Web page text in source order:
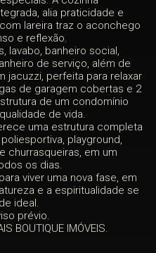
alia praticidade e
lareira traz o aconchego
e reflexão.
lavabo, banheiro social,
de serviço, além de
jacuzzi, perfeita para relaxar
de garagem cobertas e 2
de um condomínio
de vida.
uma estrutura completa
playground,
churrasqueiras, em um
os dias.
viver uma nova fase, em
e a espiritualidade se
ideal.
prévio.
BOUTIQUE IMÓVEIS.